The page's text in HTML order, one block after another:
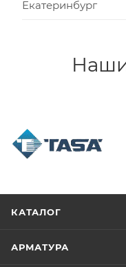
Екатеринбург
КАТАЛОГ
АРМАТУРА